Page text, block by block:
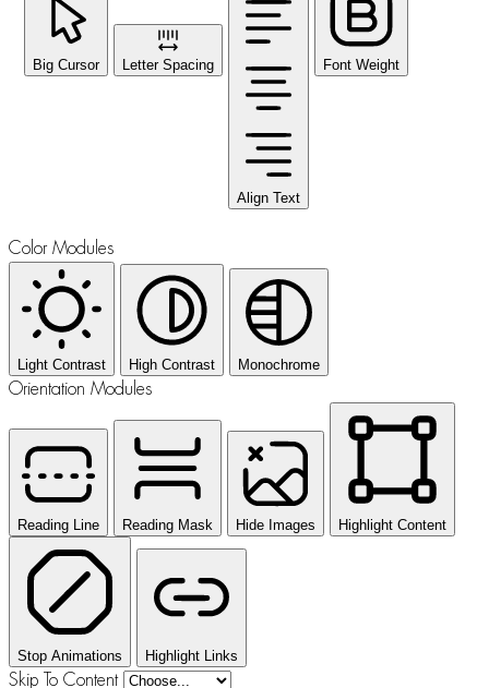
Big Cursor Letter Spacing
Align Text
Font Weight
Color Modules
Light Contrast High Contrast Monochrome
Orientation Modules
Reading Line Reading Mask Hide Images Highlight Content
Stop Animations Highlight Links
Skip To Content